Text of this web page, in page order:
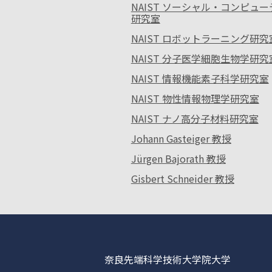
NAIST ソーシャル・コンピュー
研究室
NAIST ロボットラーニング研究
NAIST 分子医学細胞生物学研究
NAIST 情報機能素子科学研究室
NAIST 物性情報物理学研究室
NAIST ナノ高分子材料研究室
Johann Gasteiger 教授
Jürgen Bajorath 教授
Gisbert Schneider 教授
奈良先端科学技術大学院大学